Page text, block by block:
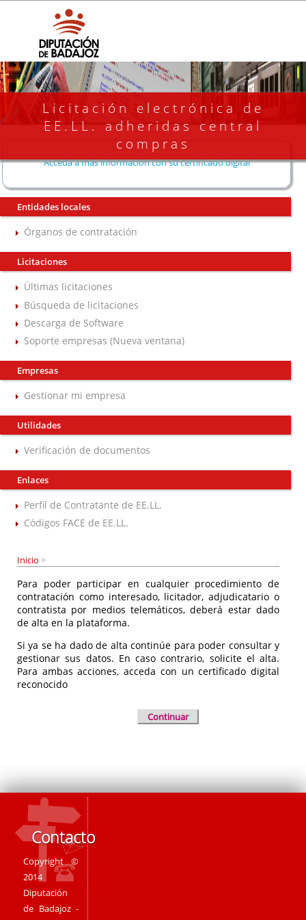
Licitación electrónica de
EE.LL. adheridas central
compras
Acceda a más información con su certificado digital
Entidades locales
Órganos de contratación
Licitaciones
Últimas licitaciones
Búsqueda de licitaciones
Descarga de Software
Soporte empresas (Nueva ventana)
Empresas
Gestionar mi empresa
Utilidades
Verificación de documentos
Enlaces
Perfil de Contratante de EE.LL.
Códigos FACE de EE.LL.
Inicio >
Para poder participar en cualquier procedimiento de
contratación como interesado, licitador, adjudicatario o
contratista por medios telemáticos, deberá estar dado
de alta en la plataforma.
Si ya se ha dado de alta continúe para poder consultar y
gestionar sus datos. En caso contrario, solicite el alta.
Para ambas acciones, acceda con un certificado digital
reconocido
Continuar
Contacto
Copyright ©
2014
Diputación
de Badajoz -